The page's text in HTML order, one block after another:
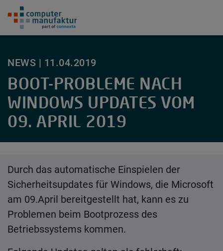
NEWS | 11.04.2019
BOOT-PROBLEME NACH
WINDOWS UPDATES VOM
09. APRIL 2019
Durch das automatische Einspielen der
Sicherheitsupdates für Windows, die Microsoft
am 09.April bereitgestellt hat, kann es zu
Problemen beim Bootprozess des
Betriebssystems kommen.